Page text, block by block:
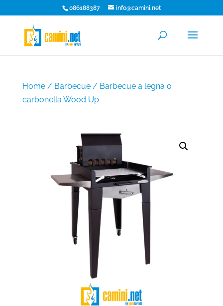
086188387 info@camini.net
Home/ Barbecue/ Barbecue a legna o
carbonella Wood Up